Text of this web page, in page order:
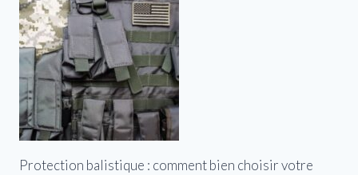
Protection balistique : comment bien choisir votre